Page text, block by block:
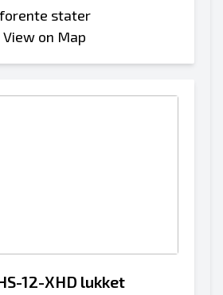
forente stater
View on Map
12-XHD lukket